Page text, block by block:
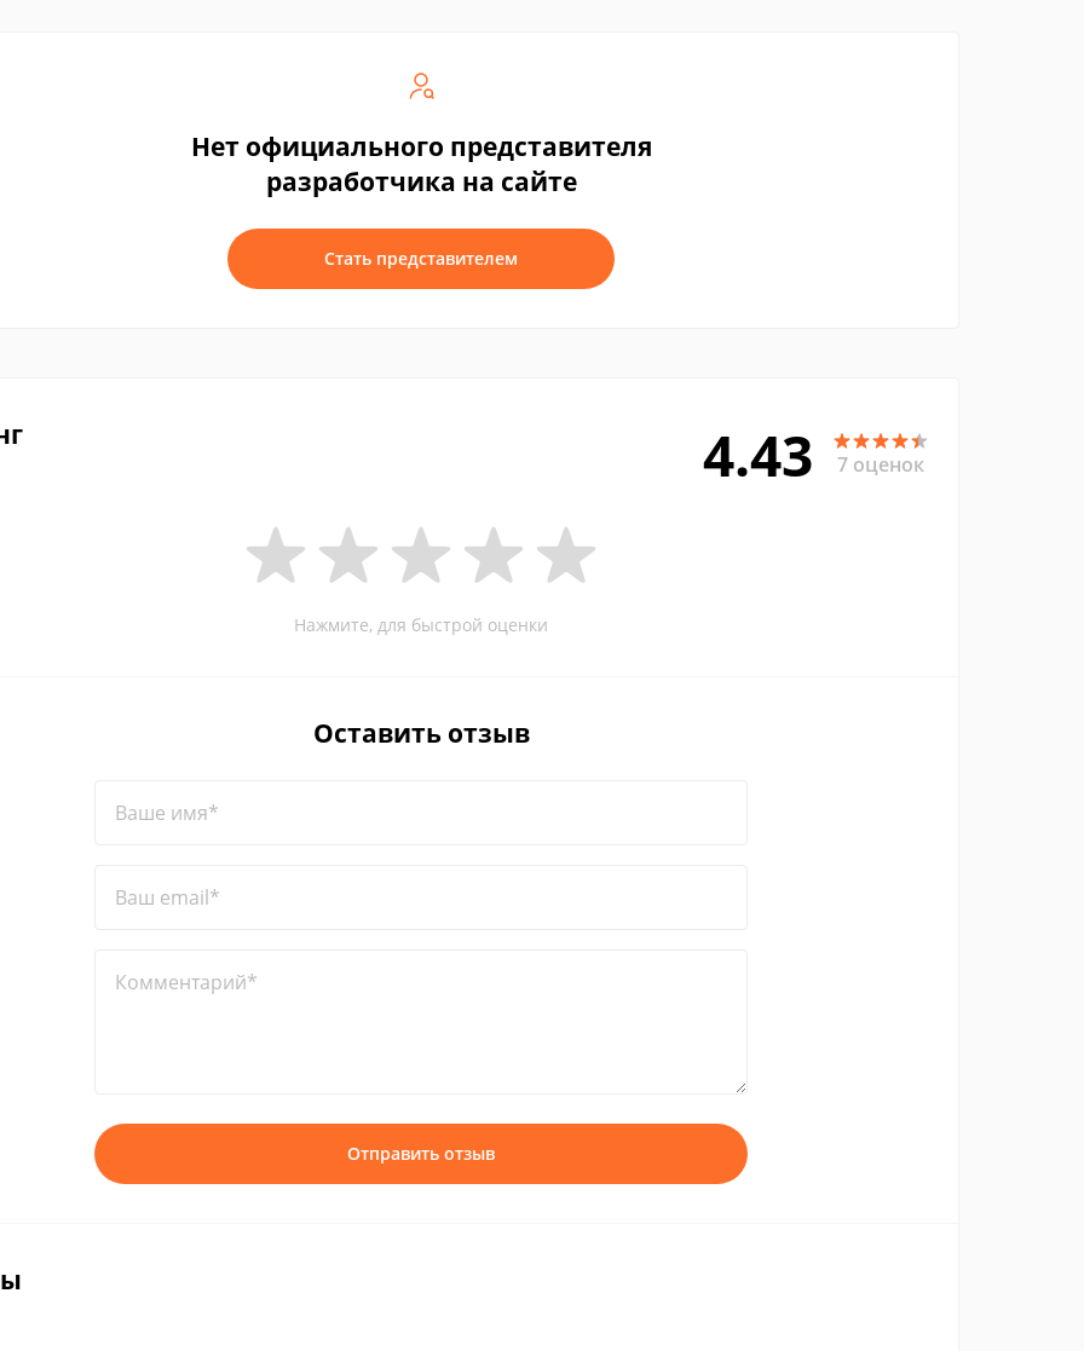
Нет официального представителя
разработчика на сайте
Стать представителем
4.43 7 оценок
Нажмите, для быстрой оценки
Оставить отзыв
Ваше имя*
Ваш email*
Комментарий*
Отправить отзыв